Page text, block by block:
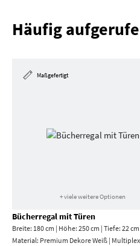
Häufig
Maßgefertigt
+ viele weitere Optionen
Bücherregal mit Türen
Breite: 180 cm | Höhe: 250 cm | Tiefe: 22 cm
Material: Premium Dekore Weiß |